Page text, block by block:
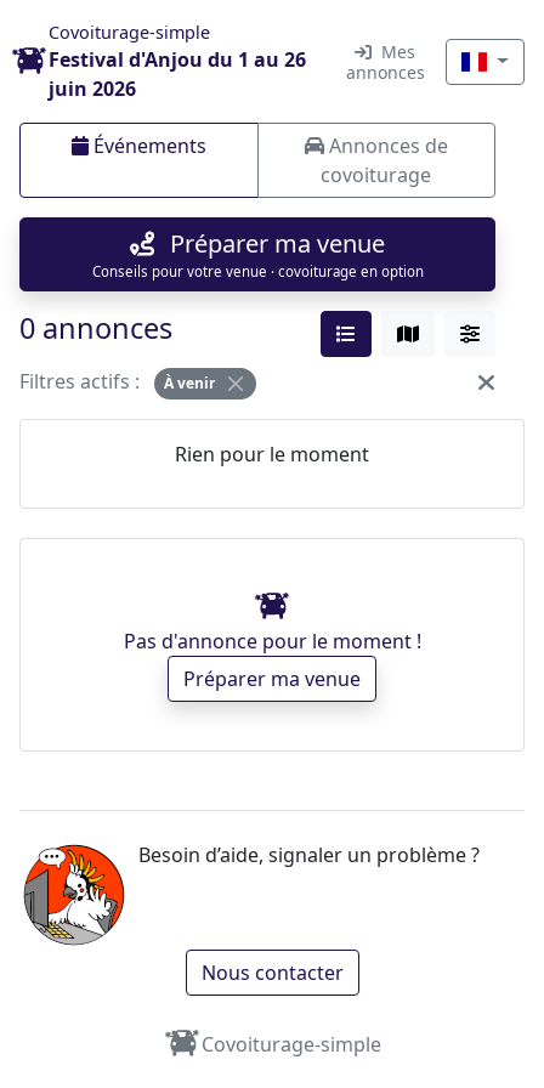
Covoiturage-simple
Festival d'Anjou du 1 au 26
juin 2026
Mes
annonces
Événements
Annonces de
covoiturage
Préparer ma venue
Conseils pour votre venue · covoiturage en option
0 annonces
Filtres actifs : À venir
Rien pour le moment
Pas d'annonce pour le moment !
Préparer ma venue
Besoin d’aide, signaler un problème ?
Nous contacter
Covoiturage-simple